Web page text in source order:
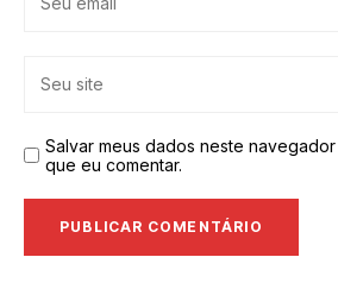
Salvar meus dados neste
que eu comentar.